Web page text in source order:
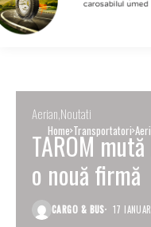
Home Transportatori
Aerian Noutati
TAROM
o nouă firmă
CARGO & BUS 17